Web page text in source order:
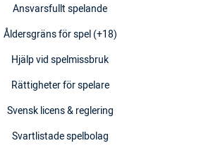
Ansvarsfullt spelande
Åldersgräns för spel (+18)
Hjälp vid spelmissbruk
Rättigheter för spelare
Svensk licens & reglering
Svartlistade spelbolag